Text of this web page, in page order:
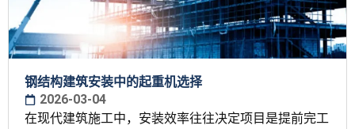
钢结构建筑安装中的起重机选择
2026-03-04
在现代建筑施工中，安装效率往往决定项目是提前完工